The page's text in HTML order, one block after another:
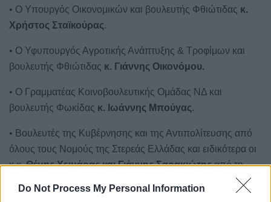
Do Not Process My Personal Information
• Ο Υπουργός Οικονομικών και βουλευτής Φθιώτιδας κ.
Χρήστος Σταϊκούρας.
• Ο Υφυπουργός Αγροτικής Ανάπτυξης & Τροφίμων και
βουλευτής Φθιώτιδας κ. Γιάννης Οικονόμου.
• Ο Γραμματέας Κοινοβουλευτικής Ομάδας ΝΔ και
βουλευτής Φωκίδας κ. Ιωάννης Μπούγας.
• Βουλευτές της Κυβέρνησης και της Αντιπολίτευσης από
όλους τους Νομούς της Στερεάς Ελλάδας και ειδικότερα οι
κ.κ.Θέμης Χειμάρας και Γιάννης Σαρακιώτηςαπό τη
από την Εύβοια,